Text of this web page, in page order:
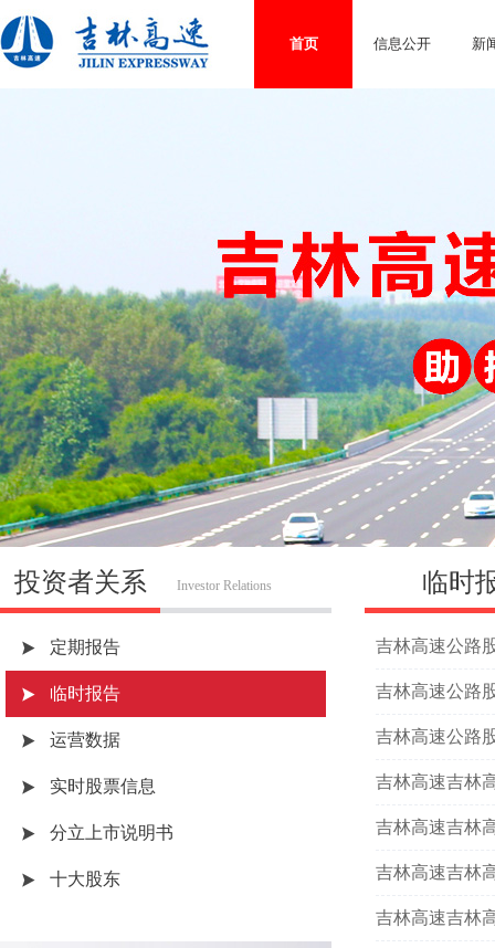
首页 信息公开 新
投资者关系 Investor Relations
定期报告
临时报告
运营数据
实时股票信息
分立上市说明书
十大股东
临时
吉林高速公路
吉林高速公路
吉林高速公路
吉林高速吉林
吉林高速吉林
吉林高速吉林
吉林高速吉林